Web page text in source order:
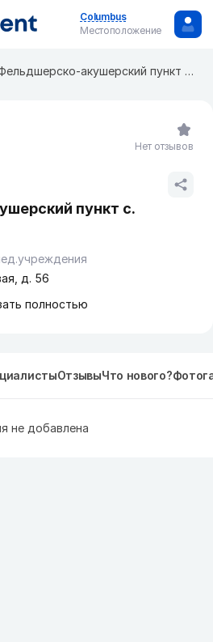
Columbus
Местоположение
Фельдшерско-акушерский пункт с. Байконыс
пункт с.
д. 56
полностью
Нет отзывов
ОтзывыЧто нового?
не добавлена